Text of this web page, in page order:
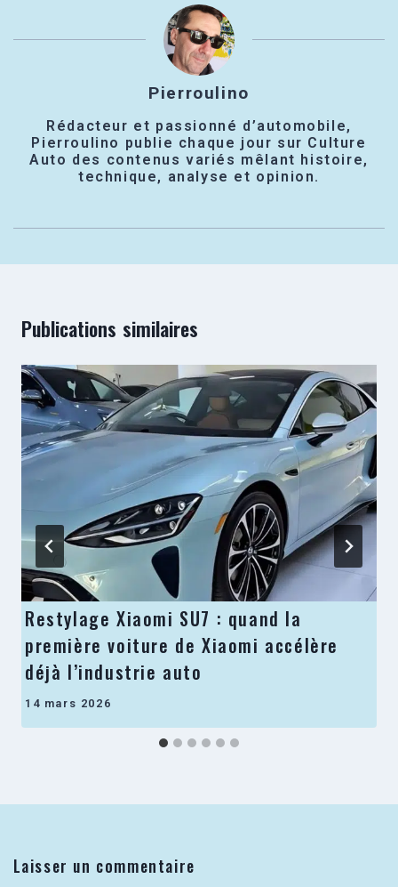
Pierroulino
Rédacteur et passionné d’automobile,
Pierroulino publie chaque jour sur Culture
Auto des contenus variés mêlant histoire,
technique, analyse et opinion.
Publications similaires
Restylage Xiaomi SU7 : quand la
première voiture de Xiaomi accélère
déjà l’industrie auto
14 mars 2026
Laisser un commentaire